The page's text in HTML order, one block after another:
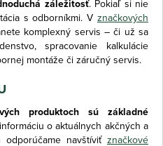
záležitosť. Pokiaľ si nie
s odborníkmi. V značkových
komplexný servis – či už sa
spracovanie kalkulácie
montáže či záručný servis.
produktoch sú základné
o aktuálnych akčných a
odporúčame navštíviť značkové